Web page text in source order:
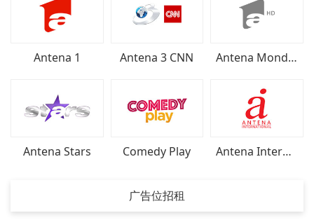
Antena 1 Antena 3 CNN Antena Monden
Antena Stars Comedy Play Antena International
广告位招租